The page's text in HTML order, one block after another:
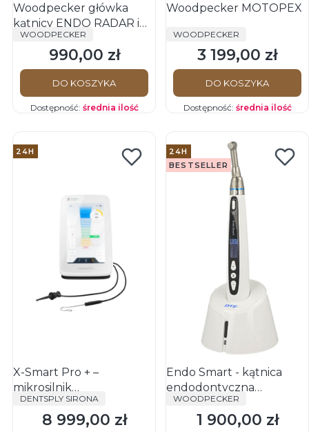
Woodpecker główka
kątnicy ENDO RADAR i
Motopex - zamiennik
PRODUCENT
WOODPECKER
Cena
990,00 zł
DO KOSZYKA
Dostępność: średnia ilość
Woodpecker MOTOPEX
PRODUCENT
WOODPECKER
Cena
3 199,00 zł
DO KOSZYKA
Dostępność: średnia ilość
24H
X-Smart Pro + –
mikrosilnik
endodontyczny z
endometrem
PRODUCENT
DENTSPLY SIRONA
Cena
8 999,00 zł
24H
BESTSELLER
Endo Smart - kątnica
endodontyczna
DTE/Woodpecker
PRODUCENT
WOODPECKER
Cena
1 900,00 zł